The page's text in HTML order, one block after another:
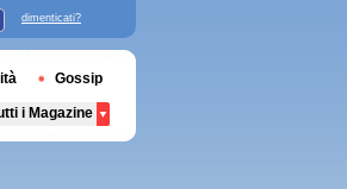
dimenticati?
Gossip
i Magazine